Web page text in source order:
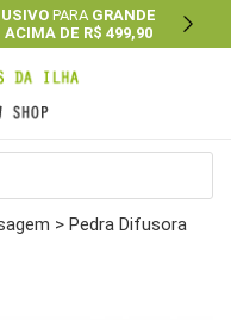
PARA GRANDE
ACIMA DE R$ 499,90 Next
> Pedra Difusora